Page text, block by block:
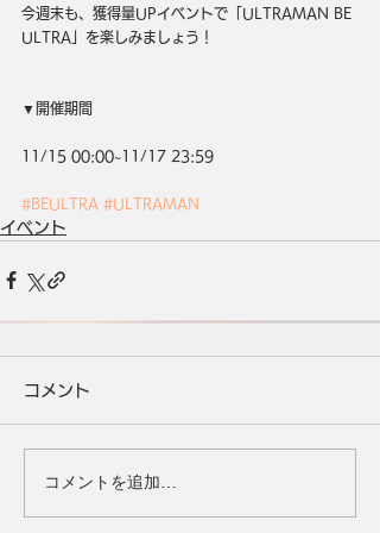
今週末も、獲得量UPイベントで「ULTRAMAN BE
ULTRA」を楽しみましょう！
▼開催期間
11/15 00:00~11/17 23:59
#BEULTRA #ULTRAMAN
イベント
コメント
コメントを追加…